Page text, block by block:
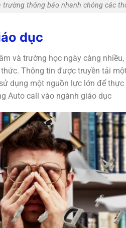
thông báo nhanh chóng các
dục
và trường học ngày càng
Thông tin được truyền tải
dụng một nguồn lực lớn để thực
Auto call vào ngành giáo dục